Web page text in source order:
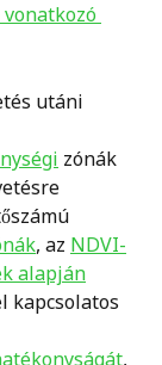
utáni
zónák
, az NDVI-
alapján
kapcsolatos
,